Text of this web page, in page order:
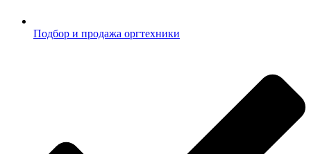
Подбор и продажа оргтехники